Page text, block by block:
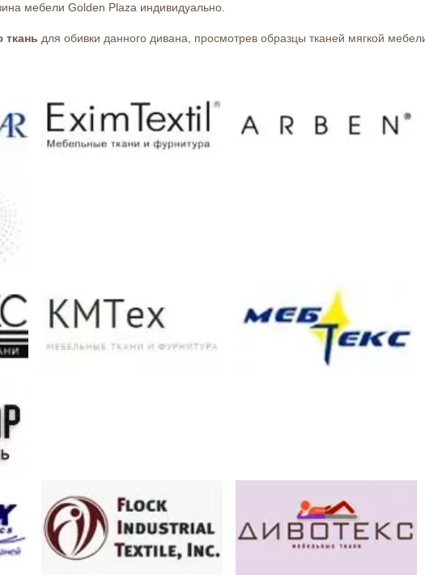
мебели Golden Plaza индивидуально.
для обивки данного дивана, просмотрев образцы тканей мягкой